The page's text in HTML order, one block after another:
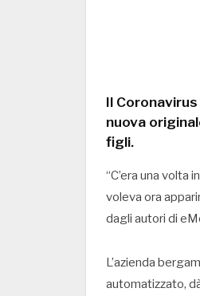
Il
nuova
figli.
“C’era una volta
voleva ora
dagli autori di
L’azienda
automatizzato,